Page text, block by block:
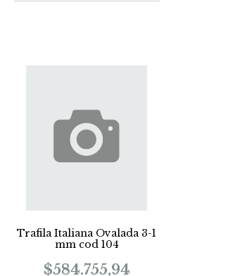
Trafila Italiana Ovalada 3-1
mm cod 104
$584.755,94